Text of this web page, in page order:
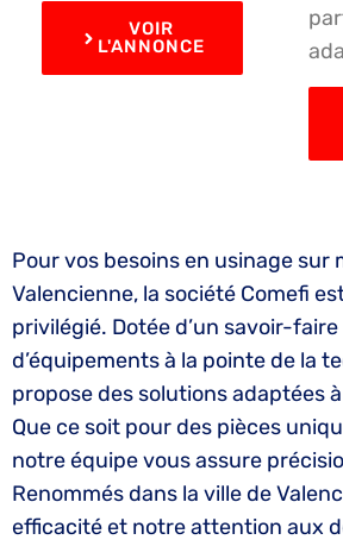
VOIR
L'ANNONCE
Pour vos besoins en usinage sur
Valencienne, la société Comefi
privilégié. Dotée d’un savoir-
d’équipements à la pointe de la
propose des solutions adaptées
Que ce soit pour des pièces
notre équipe vous assure
Renommés dans la ville de
efficacité et notre attention aux